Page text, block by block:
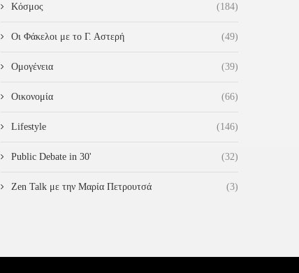
Κόσμος (184)
Οι Φάκελοι με το Γ. Αστερή (49)
Ομογένεια (39)
Οικονομία (66)
Lifestyle (146)
Public Debate in 30' (32)
Zen Talk με την Μαρία Πετρουτσά (3)